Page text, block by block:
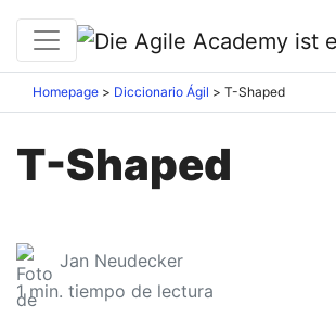
Homepage Diccionario Ágil T-Shaped
T-Shaped
Jan Neudecker
1 min. tiempo de lectura